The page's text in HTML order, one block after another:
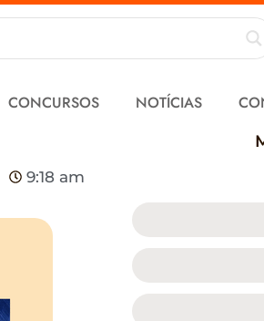
CONCURSOS NOTÍCIAS
9:18 am